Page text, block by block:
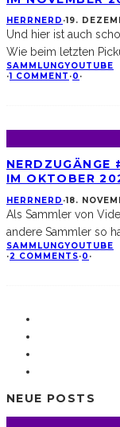
HERRNERD ·19.
Und hier ist auch
Wie beim letzten
SAMMLUNGYOUTUBE
·1 COMMENT ·0 ·
NERDZUGÄNGE
IM OKTOBER
HERRNERD ·18.
Als Sammler von
andere Sammler so
SAMMLUNGYOUTUBE
·2 COMMENTS·0 ·
NEUE POSTS